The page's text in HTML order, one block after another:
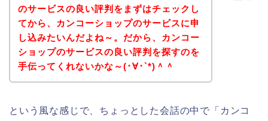
のサービスの良い評判をまずはチェックし
てから、カンコーショップのサービスに申
し込みたいんだよね～。だから、カンコー
ショップのサービスの良い評判を探すのを
手伝ってくれないかな～(･∀･`*)＾＾
という風な感じで、ちょっとした会話の中で「カンコ